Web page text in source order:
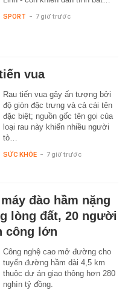
SPORT - 7 giờ trước
vua
Rau tiến vua gây ấn tượng bởi
độ giòn đặc trưng và cả cái tên
đặc biệt; nguồn gốc tên gọi của
loại rau này khiến nhiều người
tò…
SỨC KHỎE - 7 giờ trước
đào hầm nặng
lòng đất, 20 người
công lớn
Công nghệ cao mở đường cho
tuyến đường hầm dài 4,5 km
thuộc dự án giao thông hơn 280
nghìn tỷ đồng.